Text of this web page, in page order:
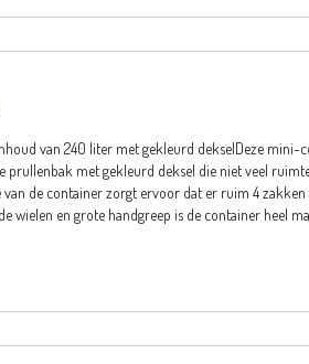
van 240 liter met gekleurd dekselDeze mini-
prullenbak met gekleurd deksel die niet veel
van de container zorgt ervoor dat er ruim 4 zakken
wielen en grote handgreep is de container heel